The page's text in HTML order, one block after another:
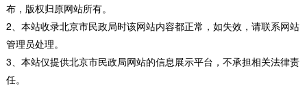
布，版权归原网站所有。
2、本站收录北京市民政局时该网站内容都正常，如失效，请联系网站
管理员处理。
3、本站仅提供北京市民政局网站的信息展示平台，不承担相关法律责
任。